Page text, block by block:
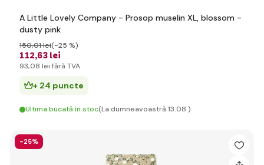
A Little Lovely Company - Prosop muselin XL, blossom -
dusty pink
112,63 lei
150,01 lei(-25 %)
93,08 lei fără TVA
+ 24 puncte
Ultima bucată în stoc(La dumneavoastră 13.08.)
-25%